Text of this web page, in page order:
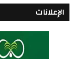
الإعلانات